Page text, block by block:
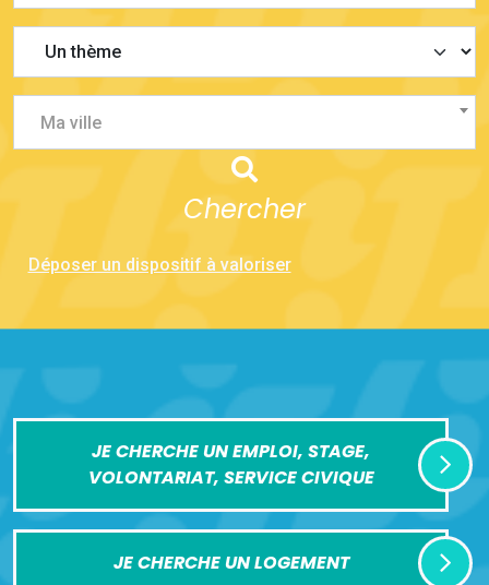
Ma ville
Chercher
Déposer un dispositif à valoriser
JE CHERCHE UN EMPLOI, STAGE,
VOLONTARIAT, SERVICE CIVIQUE
JE CHERCHE UN LOGEMENT